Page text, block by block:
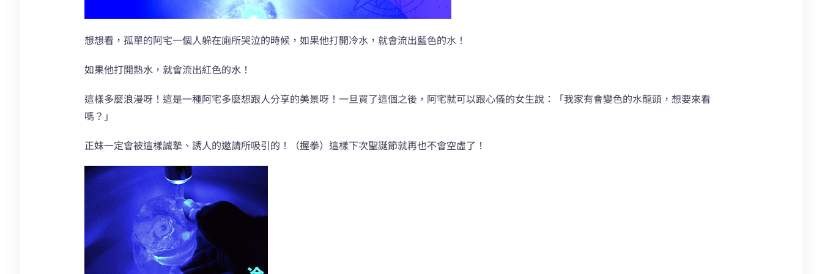
想想看，孤單的阿宅一個人躲在廁所哭泣的時候，如果他打開冷水，就會流出藍色的水！
如果他打開熱水，就會流出紅色的水！
這樣多麼浪漫呀！這是一種阿宅多麼想跟人分享的美景呀！一旦買了這個之後，阿宅就可以跟心儀的女生說：「我家有會變色的水龍頭，想要來看
嗎？」
正妹一定會被這樣誠摯、誘人的邀請所吸引的！（握拳）這樣下次聖誕節就再也不會空虛了！